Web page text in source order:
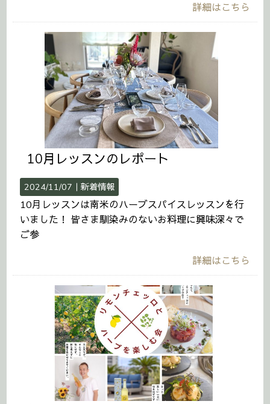
詳細はこちら
10月レッスンのレポート
2024/11/07｜新着情報
10月レッスンは南米のハーブスパイスレッスンを行
いました！ 皆さま馴染みのないお料理に興味深々で
ご参
詳細はこちら